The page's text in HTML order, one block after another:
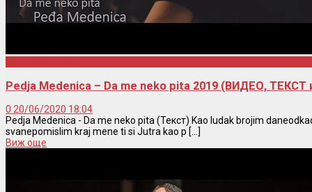
Pedja Medenica – Da me neko pita 2019 (ВИДЕО,
0 20/06/2020 18:04
Pedja Medenica - Da me neko pita (Текст) Kao ludak brojim
svanepomislim kraj mene ti si Jutra kao p [...]
Виж още